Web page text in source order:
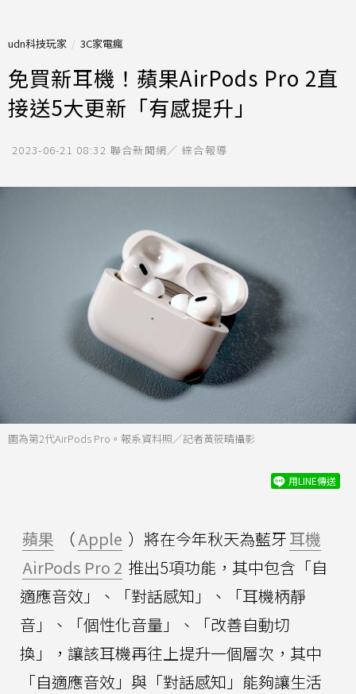
udn科技玩家 3C家電瘋
免買新耳機！蘋果AirPods Pro 2直
接送5大更新「有感提升」
2023-06-21 08:32 聯合新聞網／ 綜合報導
圖為第2代AirPods Pro。報系資料照／記者黃筱晴攝影
用LINE傳送
蘋果 （Apple ）將在今年秋天為藍牙耳機
AirPods Pro 2 推出5項功能，其中包含「自
適應音效」、「對話感知」、「耳機柄靜
音」、「個性化音量」、「改善自動切
換」，讓該耳機再往上提升一個層次，其中
「自適應音效」與「對話感知」能夠讓生活